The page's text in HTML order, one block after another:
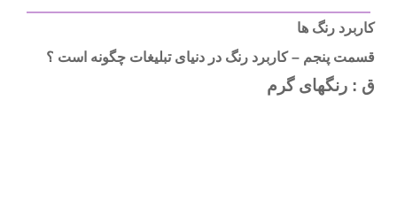
كاربرد رنگ ها
قسمت پنجم – کاربرد رنگ در دنیای تبلیغات چگونه است ؟
ق : رنگهای گرم